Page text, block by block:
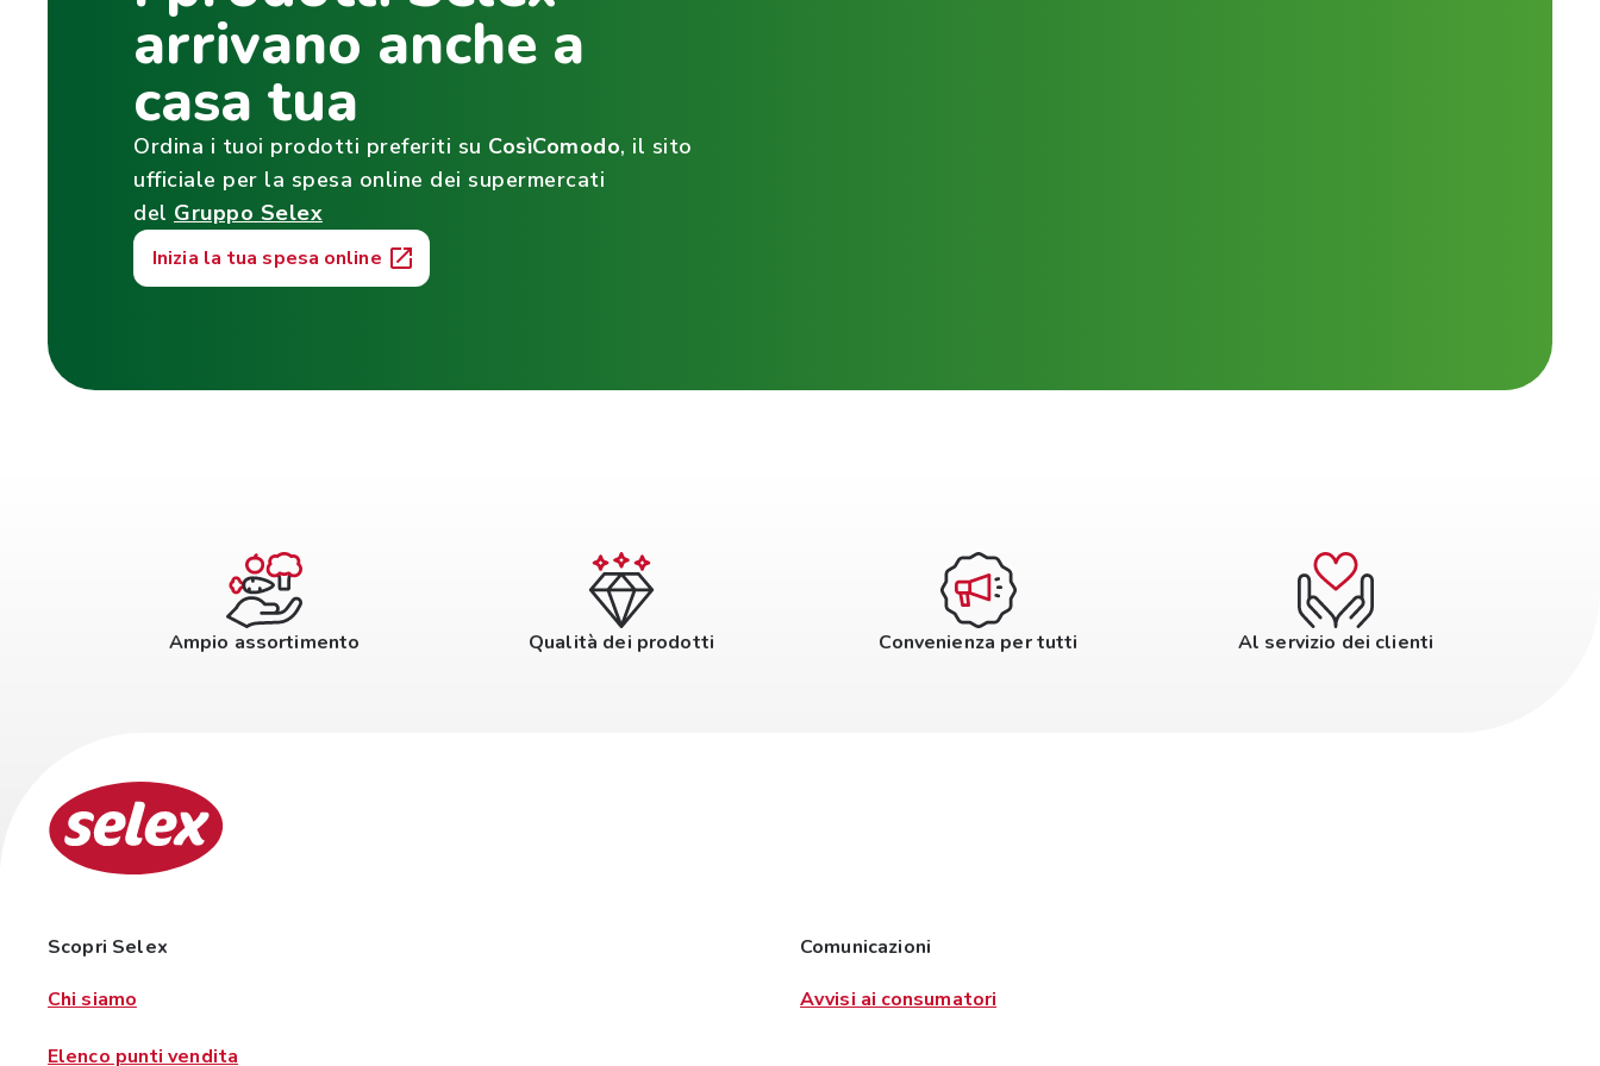
arrivano anche a
casa tua
Ordina i tuoi prodotti preferiti su CosìComodo, il sito
ufficiale per la spesa online dei supermercati
del Gruppo Selex
Inizia la tua spesa online
Ampio assortimento Qualità dei prodotti Convenienza per tutti Al servizio dei clienti
Scopri Selex
Chi siamo
Elenco punti vendita
Comunicazioni
Avvisi ai consumatori